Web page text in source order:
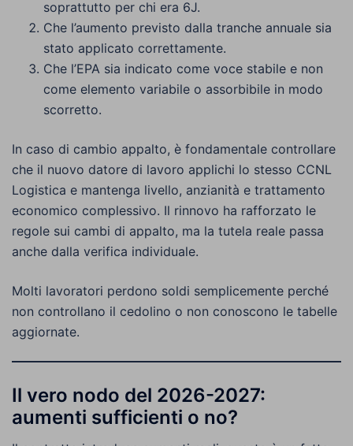
soprattutto per chi era 6J.
Che l’aumento previsto dalla tranche annuale sia
stato applicato correttamente.
Che l’EPA sia indicato come voce stabile e non
come elemento variabile o assorbibile in modo
scorretto.
In caso di cambio appalto, è fondamentale controllare
che il nuovo datore di lavoro applichi lo stesso CCNL
Logistica e mantenga livello, anzianità e trattamento
economico complessivo. Il rinnovo ha rafforzato le
regole sui cambi di appalto, ma la tutela reale passa
anche dalla verifica individuale.
Molti lavoratori perdono soldi semplicemente perché
non controllano il cedolino o non conoscono le tabelle
aggiornate.
Il vero nodo del 2026-2027:
aumenti sufficienti o no?